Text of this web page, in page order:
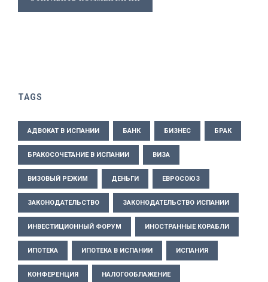
TAGS
АДВОКАТ В ИСПАНИИ БАНК БИЗНЕС БРАК
БРАКОСОЧЕТАНИЕ В ИСПАНИИ ВИЗА
ВИЗОВЫЙ РЕЖИМ ДЕНЬГИ ЕВРОСОЮЗ
ЗАКОНОДАТЕЛЬСТВО ЗАКОНОДАТЕЛЬСТВО ИСПАНИИ
ИНВЕСТИЦИОННЫЙ ФОРУМ ИНОСТРАННЫЕ КОРАБЛИ
ИПОТЕКА ИПОТЕКА В ИСПАНИИ ИСПАНИЯ
КОНФЕРЕНЦИЯ НАЛОГООБЛАЖЕНИЕ